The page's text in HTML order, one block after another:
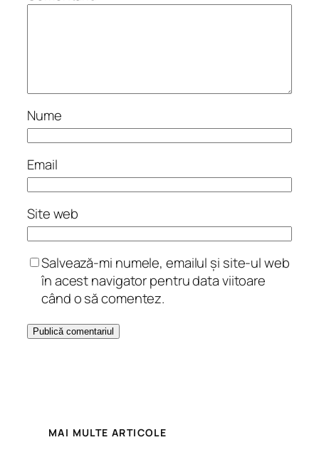
Nume
Email
Site web
Salvează-mi numele, emailul și site-ul web
în acest navigator pentru data viitoare
când o să comentez.
MAI MULTE ARTICOLE